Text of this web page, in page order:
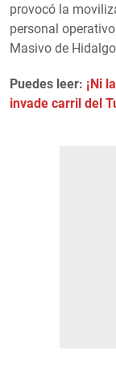
provocó la
personal
Masivo de
Puedes leer: ¡Ni
invade carril del